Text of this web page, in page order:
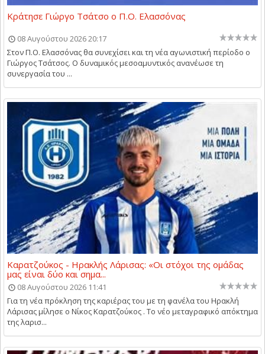
Κράτησε Γιώργο Τσάτσο ο Π.Ο. Ελασσόνας
08 Αυγούστου 2026 20:17
Στον Π.Ο. Ελασσόνας θα συνεχίσει και τη νέα αγωνιστική περίοδο ο
Γιώργος Τσάτσος. Ο δυναμικός μεσοαμυντικός ανανέωσε τη
συνεργασία του ...
Καρατζούκος - Ηρακλής Λάρισας: «Οι στόχοι της ομάδας
μας είναι δύο και σημα...
08 Αυγούστου 2026 11:41
Για τη νέα πρόκληση της καριέρας του με τη φανέλα του Ηρακλή
Λάρισας μίλησε ο Νίκος Καρατζούκος . Το νέο μεταγραφικό απόκτημα
της λαρισ...